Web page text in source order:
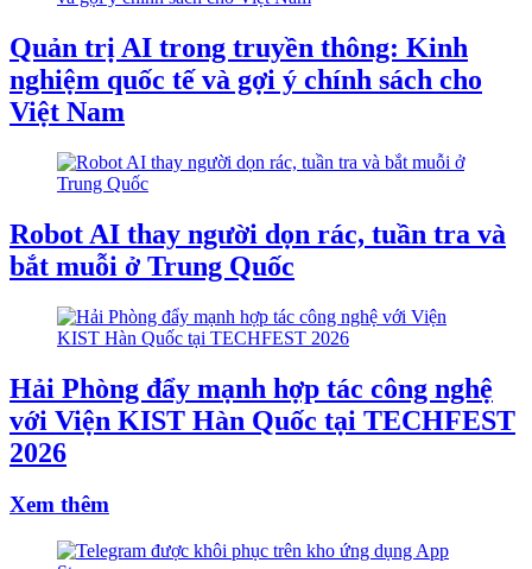
Quản trị AI trong truyền thông: Kinh
nghiệm quốc tế và gợi ý chính sách cho
Việt Nam
Robot AI thay người dọn rác, tuần tra và
bắt muỗi ở Trung Quốc
Hải Phòng đẩy mạnh hợp tác công nghệ
với Viện KIST Hàn Quốc tại TECHFEST
2026
Xem thêm